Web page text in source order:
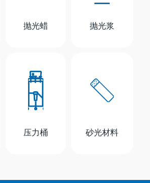
抛光蜡 抛光浆
压力桶 砂光材料